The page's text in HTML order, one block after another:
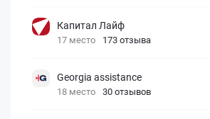
Капитал Лайф
17 место 173 отзыва
Georgia assistance
18 место 30 отзывов